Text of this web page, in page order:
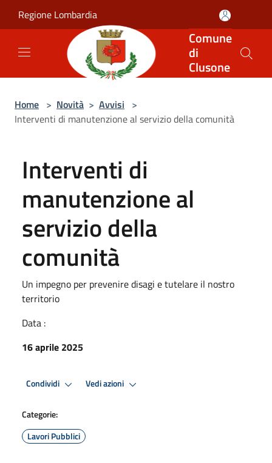
Regione Lombardia
Comune
di
Clusone
Home > Novità > Avvisi >
Interventi di manutenzione al servizio della comunità
Interventi di
manutenzione al
servizio della
comunità
Un impegno per prevenire disagi e tutelare il nostro
territorio
Data :
16 aprile 2025
Condividi Vedi azioni
Categorie:
Lavori Pubblici